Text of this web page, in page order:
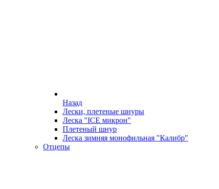
Назад
Лески, плетеные шнуры
Леска "ICE микрон"
Плетеный шнур
Леска зимняя монофильная "Калибр"
Отцепы